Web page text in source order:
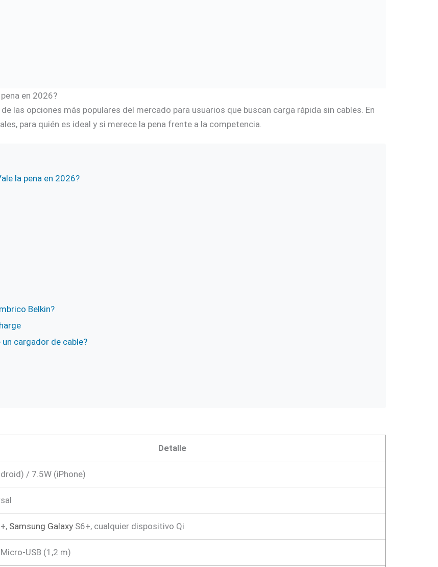
en 2026?
las opciones más populares del mercado para usuarios que buscan carga rápida sin cables. En
para quién es ideal y si merece la pena frente a la competencia.
la pena en 2026?
Belkin?
cargador de cable?
Detalle
/ 7.5W (iPhone)
Samsung Galaxy S6+, cualquier dispositivo Qi
USB (1,2 m)